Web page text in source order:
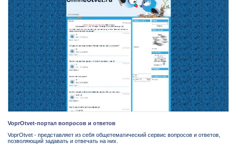
VoprOtvet-портал вопросов и ответов
VoprOtvet - представляет из себя общетематический сервис вопросов и ответов,
позволяющий задавать и отвечать на них.